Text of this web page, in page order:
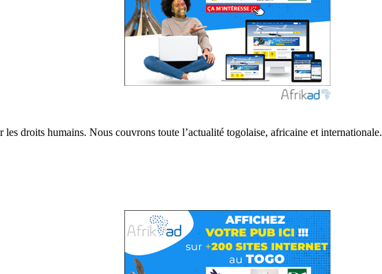
droits humains. Nous couvrons toute l’actualité togolaise, africaine et internationale.